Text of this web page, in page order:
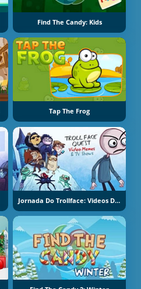
Find The Candy: Kids
Tap The Frog
Jornada Do Trollface: Videos De Memes E Shows De TV